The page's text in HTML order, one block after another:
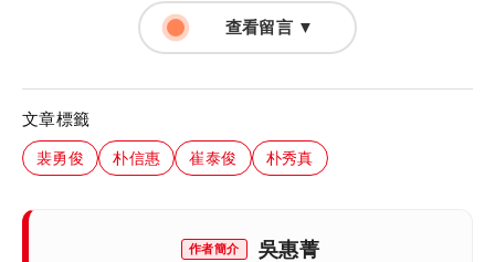
查看留言 ▼
文章標籤
裴勇俊 朴信惠 崔泰俊 朴秀真
作者簡介 吳惠菁